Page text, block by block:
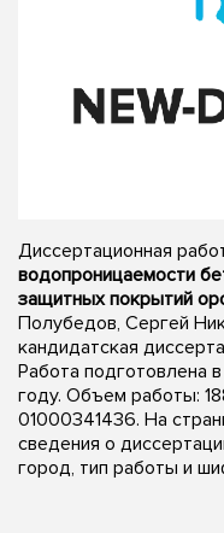
Диссертационная
водопроницаемости
защитных покрытий
Полубедов, Сергей
кандидатская
Работа подготовлена
году. Объем работы:
01000341436. На
сведения о
город, тип работы и